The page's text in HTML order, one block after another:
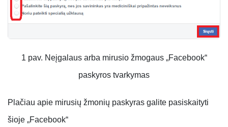
1 pav. Neįgalaus arba mirusio žmogaus „Facebook“
paskyros tvarkymas
Plačiau apie mirusių žmonių paskyras galite pasiskaityti
šioje „Facebook“